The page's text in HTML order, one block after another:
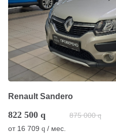
Renault Sandero
822 500 q 875 000 q
от 16 709 q / мес.